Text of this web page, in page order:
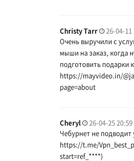
Christy Tarr
26-04-11
Очень выручили с
мыши на заказ, когда
подготовить подарки
https://mayvideo.in/
page=about
Cheryl
26-04-25 20:59
Чебурнет не подводит
https://t.me/
start=ref_ ****)